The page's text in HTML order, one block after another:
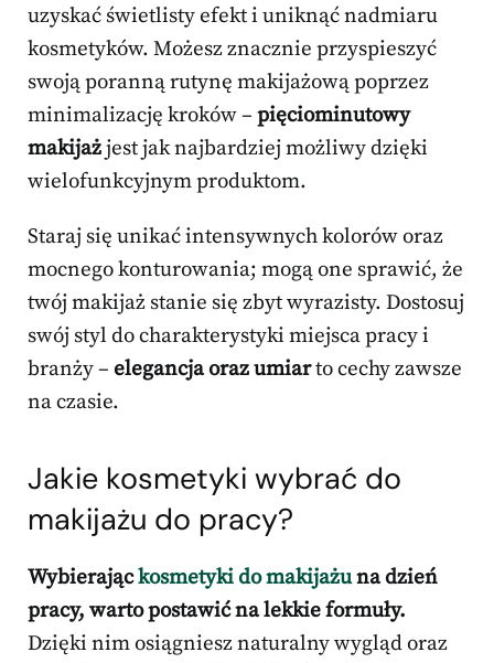
uzyskać świetlisty efekt i uniknąć nadmiaru
kosmetyków. Możesz znacznie przyspieszyć
swoją poranną rutynę makijażową poprzez
minimalizację kroków – pięciominutowy
makijażjest jak najbardziej możliwy dzięki
wielofunkcyjnym produktom.
Staraj się unikać intensywnych kolorów oraz
mocnego konturowania; mogą one sprawić, że
twój makijaż stanie się zbyt wyrazisty. Dostosuj
swój styl do charakterystyki miejsca pracy i
branży – elegancja oraz umiarto cechy zawsze
na czasie.
Jakie kosmetyki wybrać do
makijażu do pracy?
Wybierająckosmetyki do makijażuna dzień
pracy, warto postawić na lekkie formuły.
Dzięki nim osiągniesz naturalny wygląd oraz